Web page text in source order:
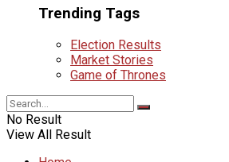
Trending Tags
Election Results
Market Stories
Game of Thrones
No Result
View All Result